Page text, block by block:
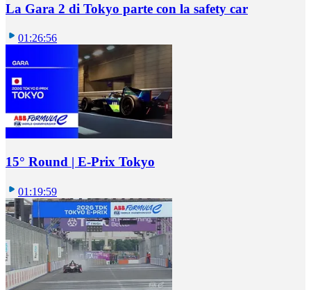
La Gara 2 di Tokyo parte con la safety car
01:26:56
15° Round | E-Prix Tokyo
01:19:59